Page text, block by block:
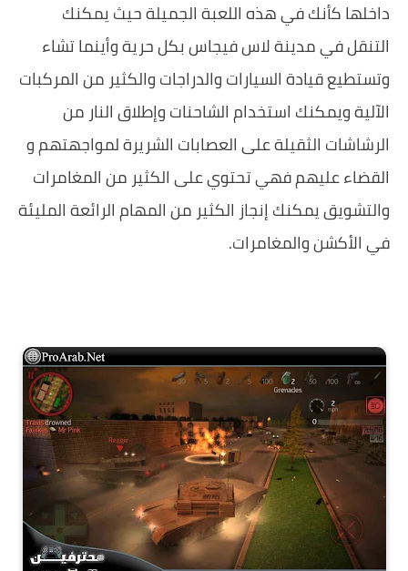
داخلها كأنك في هذه اللعبة الجميلة حيث يمكنك
التنقل في مدينة لاس فيجاس بكل حرية وأينما تشاء
وتستطيع قيادة السيارات والدراجات والكثير من المركبات
الآلية ويمكنك استخدام الشاحنات وإطلاق النار من
الرشاشات الثقيلة على العصابات الشريرة لمواجهتهم و
القضاء عليهم فهي تحتوي على الكثير من المغامرات
والتشويق يمكنك إنجاز الكثير من المهام الرائعة المليئة
في الأكشن والمغامرات.